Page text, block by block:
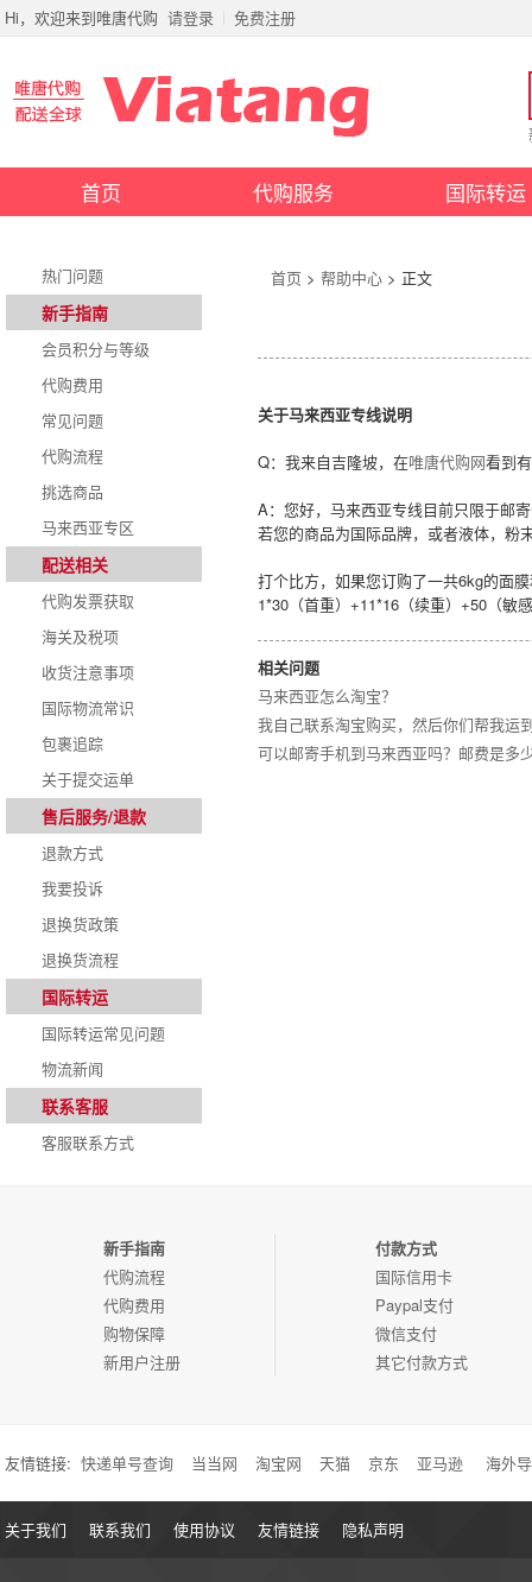
Hi，欢迎来到唯唐代购 请登录 免费注册
首页 代购服务 国际转运
热门问题
新手指南
会员积分与等级
代购费用
常见问题
代购流程
挑选商品
马来西亚专区
配送相关
代购发票获取
海关及税项
收货注意事项
国际物流常识
包裹追踪
关于提交运单
售后服务/退款
退款方式
我要投诉
退换货政策
退换货流程
国际转运
国际转运常见问题
物流新闻
联系客服
客服联系方式
首页 > 帮助中心 > 正文
关于马来西亚专线说明
Q：我来自吉隆坡，在唯唐代购网看到
A：您好，马来西亚专线目前只限于邮
若您的商品为国际品牌，或者液体，粉
打个比方，如果您订购了一共6kg的面
1*30（首重）+11*16（续重）+50（敏
相关问题
马来西亚怎么淘宝？
我自己联系淘宝购买，然后你们帮我运
可以邮寄手机到马来西亚吗？邮费是多
新手指南
代购流程
代购费用
购物保障
新用户注册
付款方式
国际信用卡
Paypal支付
微信支付
其它付款方式
友情链接: 快递单号查询 当当网 淘宝网 天猫 京东 亚马逊 海外
关于我们 联系我们 使用协议 友情链接 隐私声明